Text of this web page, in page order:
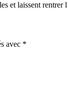
et laissent
avec *